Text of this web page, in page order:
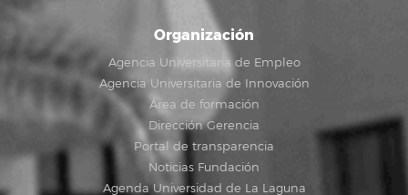
Organización
Agencia Universitaria de Empleo
Agencia Universitaria de Innovación
Área de formación
Dirección Gerencia
Portal de transparencia
Noticias Fundación
Agenda Universidad de La Laguna